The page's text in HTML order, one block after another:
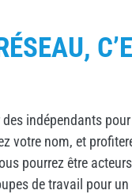
indépendants
votre nom, et
pourrez être
de travail pour un